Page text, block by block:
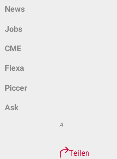
News
Jobs
CME
Flexa
Piccer
Ask
A
Teilen